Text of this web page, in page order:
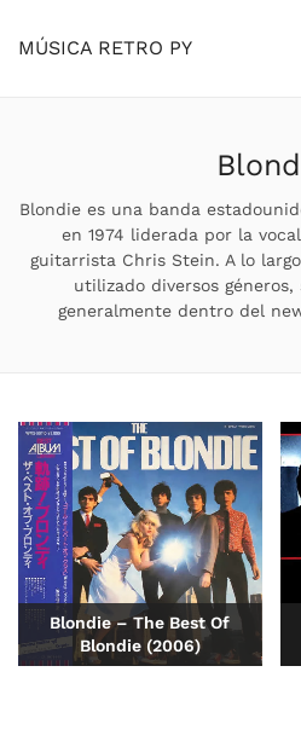
MÚSICA RETRO PY
Blondie es una banda
en 1974 liderada por la
guitarrista Chris Stein.​ A lo
utilizado diversos
generalmente dentro del
Blondie – The Best Of
Blondie (2006)